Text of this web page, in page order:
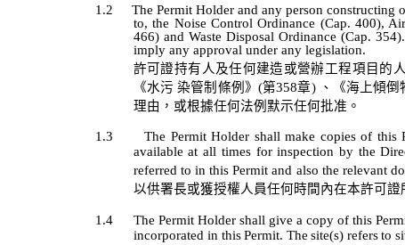
1.2
The Permit Holder and any person
to, the Noise Control Ordinance (Cap. 400),
466) and Waste Disposal Ordinance (Cap.
imply any approval under any legislation.
許可證持有人及任何建造或營辦工程項目的
《水污 染管制條例》(第358章) 、《海上傾
理由，或根據任何法例默示任何批准。
1.3 The Permit Holder shall make copies of
available at all times for inspection by the
referred to in this Permit and also the relevant
以供署長或獲授權人員任何時間內在本許可證
1.4 The Permit Holder shall give a copy of this
incorporated in this Permit. The site(s) refers to